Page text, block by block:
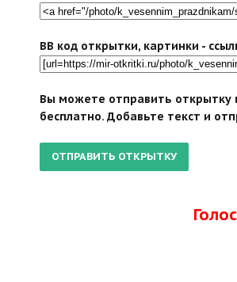
BB код открытки, картинки -
Вы можете отправить открытку
бесплатно. Добавьте текст и